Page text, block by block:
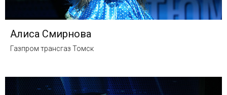
Алиса Смирнова
Газпром трансгаз Томск